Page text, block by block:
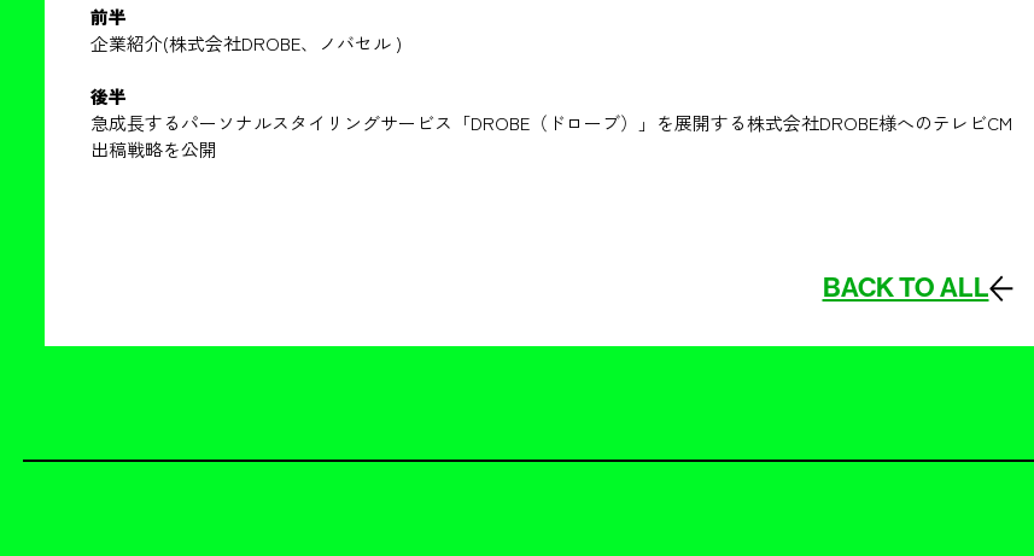
前半
企業紹介(株式会社DROBE、ノバセル )
後半
急成長するパーソナルスタイリングサービス「DROBE（ドローブ）」を展開する株式会社DROBE様へのテレビCM
出稿戦略を公開
BACK TO ALL